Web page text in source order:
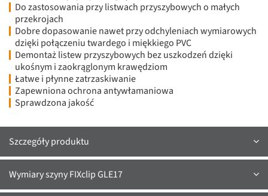
Do zastosowania przy listwach przyszybowych o małych
przekrojach
Dobre dopasowanie nawet przy odchyleniach wymiarowych
dzięki połączeniu twardego i miękkiego PVC
Demontaż listew przyszybowych bez uszkodzeń dzięki
ukośnym i zaokrąglonym krawędziom
Łatwe i płynne zatrzaskiwanie
Zapewniona ochrona antywłamaniowa
Sprawdzona jakość
Szczegóły produktu
Wymiary szyny FIXclip GLE17